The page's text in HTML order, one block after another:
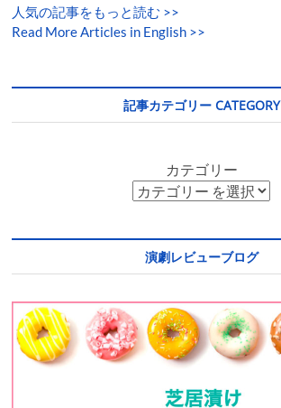
人気の記事をもっと読む >>
Read More Articles in English >>
記事カテゴリー CATEGORY
カテゴリー
演劇レビューブログ